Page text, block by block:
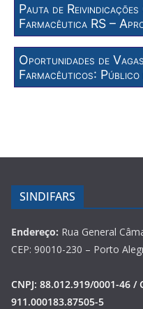
Pauta de
Farmacêutica RS –
Oportunidades de
Farmacêuticos: Público
SINDIFARS
Endereço: Rua General
CEP: 90010-230 – Porto
CNPJ: 88.012.919/0001-46
911.000183.87505-5